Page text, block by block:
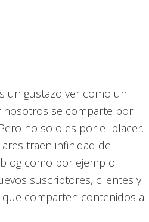
un gustazo ver como un
se comparte por
no solo es por el placer.
traen infinidad de
como por ejemplo
suscriptores, clientes y
comparten contenidos a